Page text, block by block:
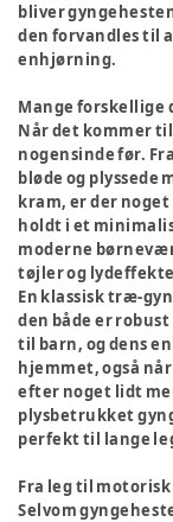
bliver
den forvandles til
enhjørning.
Mange forskellige
Når det kommer
nogensinde før.
bløde og
kram, er der
holdt i et
moderne
tøjler og
En klassisk træ-
den både er
til barn, og dens
hjemmet, også
efter noget lidt
plysbetrukket
perfekt til lange
Fra leg til
Selvom